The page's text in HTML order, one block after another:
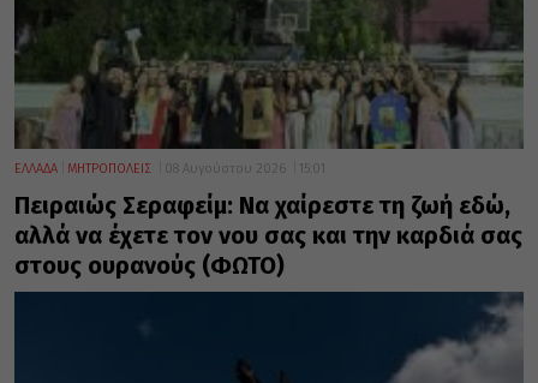
ΕΛΛΑΔΑ ΜΗΤΡΟΠΟΛΕΙΣ 08 Αυγούστου 2026 15:01
Πειραιώς Σεραφείμ: Να χαίρεστε τη ζωή εδώ,
αλλά να έχετε τον νου σας και την καρδιά σας
στους ουρανούς (ΦΩΤΟ)